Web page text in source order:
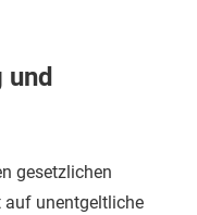
gesetzlichen
auf unentgeltliche